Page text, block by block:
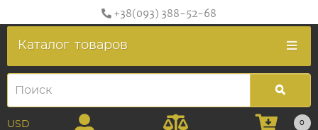
+38(093) 388-52-68
Каталог товаров
USD
0